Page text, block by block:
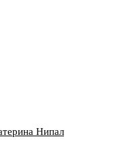
Нипал